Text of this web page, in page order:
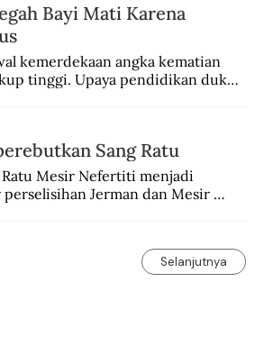
Bayi Mati Karena
kemerdekaan angka kematian
tinggi. Upaya pendidikan dukun
Sang Ratu
Mesir Nefertiti menjadi
perselisihan Jerman dan Mesir
Selanjutnya